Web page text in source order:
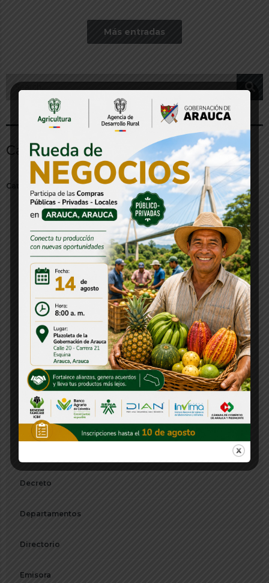
Más entradas
Categorías
Categorías
Audios y Multimedia
Banco de Proyectos
Boletín
Citación
Comunicado de Prensa
Concurso
Concurso CNSC
Consejos Departamentales
Decreto
Departamentos
Directorio
Emisora